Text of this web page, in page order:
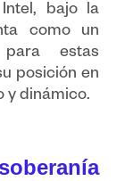
bajo la
como un
estas
posición en
y dinámico.